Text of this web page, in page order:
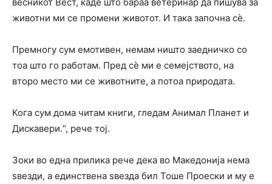
животни ми се промени животот. И така започна сѐ.
Премногу сум емотивен, немам ништо заедничко со
тоа што го работам. Пред сѐ ми е семејството, на
второ место ми се животните, а потоа природата.
Кога сум дома читам книги, гледам Анимал Планет и
Дискавери.“, рече тој.
Зоки во една прилика рече дека во Македонија нема
ѕвезди, а единствена ѕвезда бил Тоше Проески и му е